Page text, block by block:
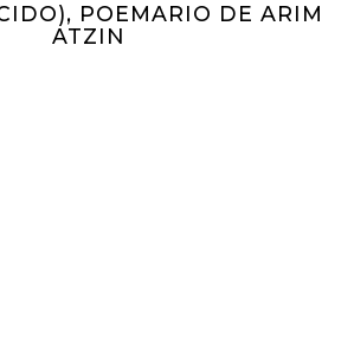
POEMARIO DE ARIM
ATZIN